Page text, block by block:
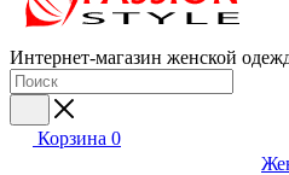
Интернет-магазин женской
Корзина 0